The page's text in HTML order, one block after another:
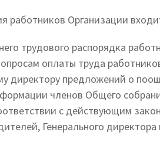
работников Организации
трудового распорядка
оплаты труда
директору предложений о
членов Общего
с действующим
Генерального